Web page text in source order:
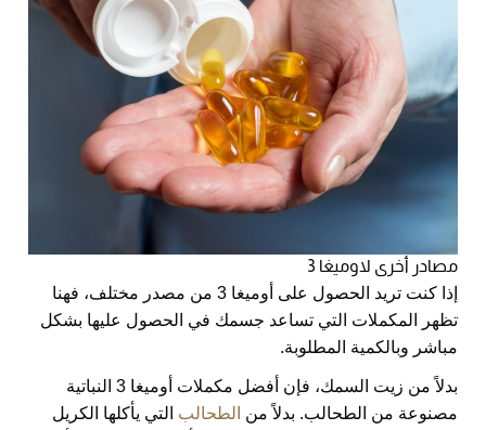
مصادر أخرى لاوميغا 3
إذا كنت تريد الحصول على أوميغا 3 من مصدر مختلف، فهنا
تظهر المكملات التي تساعد جسمك في الحصول عليها بشكل
مباشر وبالكمية المطلوبة.
بدلاً من زيت السمك، فإن أفضل مكملات أوميغا 3 النباتية
مصنوعة من الطحالب. بدلاً من الطحالب التي يأكلها الكريل